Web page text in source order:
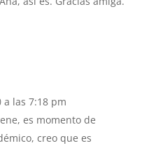
las 7:18 pm
es momento de
creo que es